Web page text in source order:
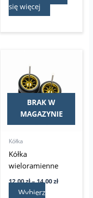
się więcej
BRAK W
MAGAZYNIE
Kółka
Kółka
wieloramienne
12,00zł–14,00zł
do
14,00 zł
Wybierz
ma
wiele
wariantów.
Opcje
można
produktu